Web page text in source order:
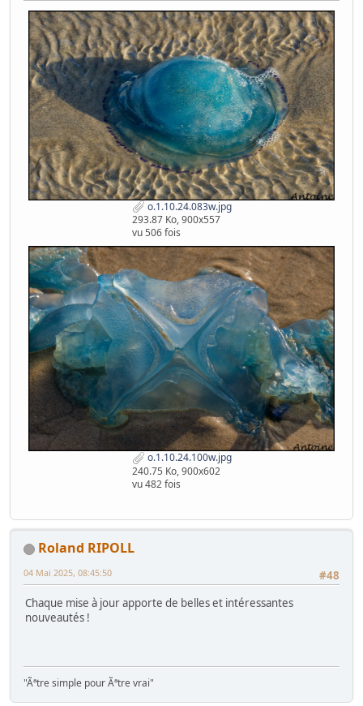
o.1.10.24.083w.jpg
293.87 Ko, 900x557
vu 506 fois
o.1.10.24.100w.jpg
240.75 Ko, 900x602
vu 482 fois
Roland RIPOLL
#48
04 Mai 2025, 08:45:50
Chaque mise à jour apporte de belles et intéressantes
nouveautés !
"Ãªtre simple pour Ãªtre vrai"